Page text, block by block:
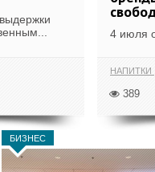
4 июля
НАПИТКИ
389
БИЗНЕС